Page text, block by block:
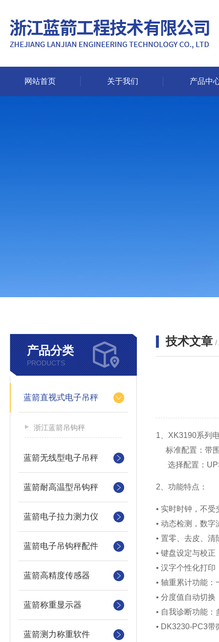
网站首页 关于我们 产品中
产品分类
PRODUCTS
蓝箭直视式电子吊秤
浙江蓝箭吊钩秤
蓝箭无线型电子吊秤
蓝箭耐高温型吊钩秤
蓝箭电子拉力测力仪
蓝箭电子吊钩秤配件
蓝箭高精度传感器
蓝箭称重显示器
蓝箭测力称重软件
技术文章 /
1、XK3190系列
标准配置：带围
选择配置：
2、功能特点：
• 实时时钟，不受
• 动态检测，数
• 置零、去皮、
• 键盘设定与校正
• 汉字个性化打
• 轴重累计功能
• 分度值自动切换
• 自我诊断功能
• DK3230-PC3带